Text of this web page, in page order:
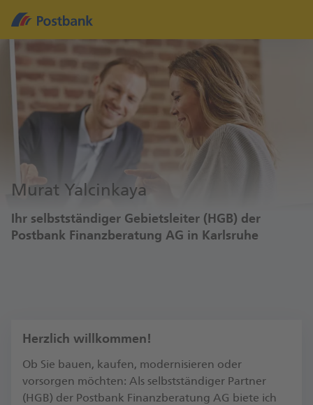
Murat Yalcinkaya
Ihr selbstständiger Gebietsleiter (HGB) der
Postbank Finanzberatung AG in Karlsruhe
Herzlich willkommen!
Ob Sie bauen, kaufen, modernisieren oder
vorsorgen möchten: Als selbstständiger Partner
(HGB) der Postbank Finanzberatung AG biete ich